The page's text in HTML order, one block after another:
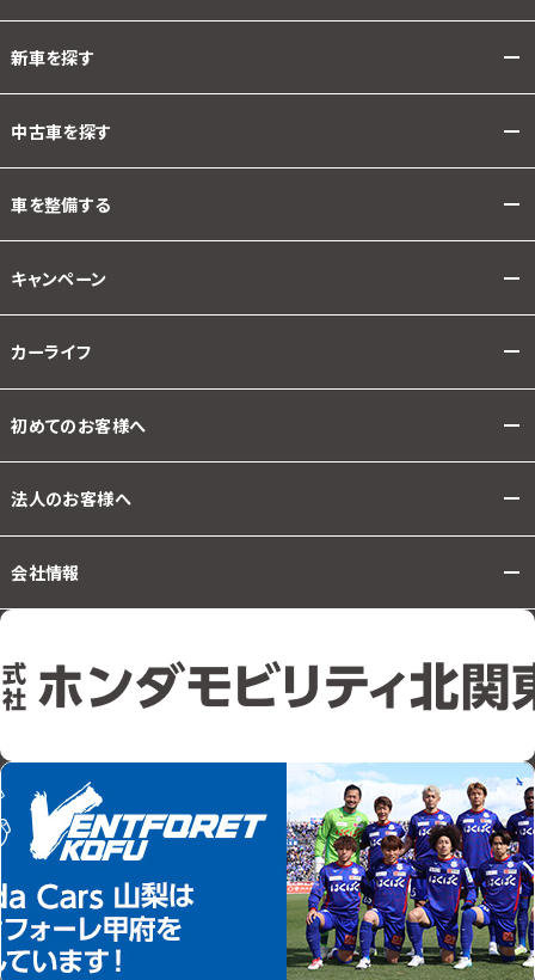
新車を探す
中古車を探す
車を整備する
キャンペーン
カーライフ
初めてのお客様へ
法人のお客様へ
会社情報